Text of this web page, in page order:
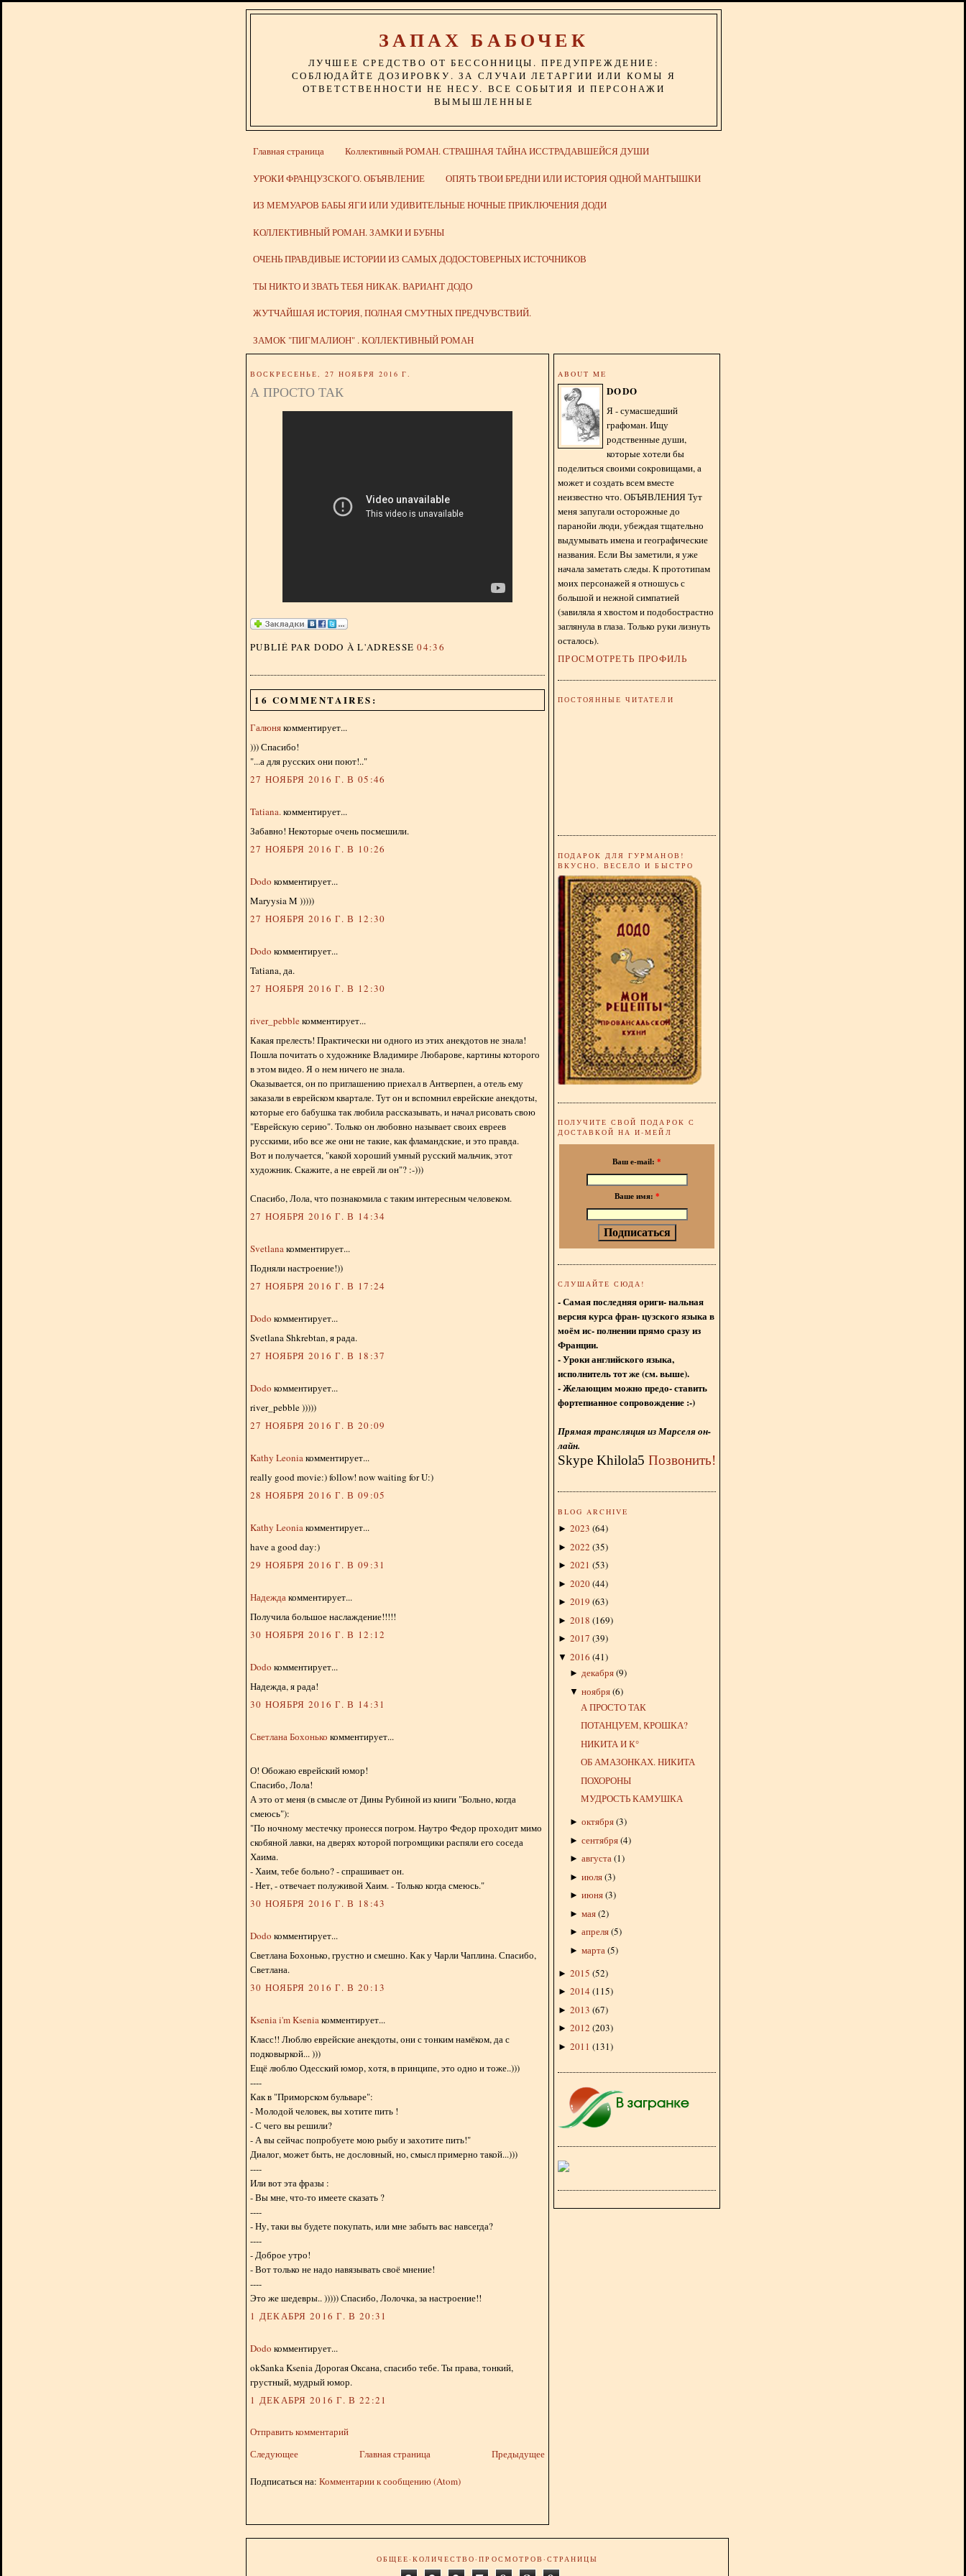
ЗАПАХ БАБОЧЕК
ЛУЧШЕЕ СРЕДСТВО ОТ БЕССОННИЦЫ. ПРЕДУПРЕЖДЕНИЕ:
СОБЛЮДАЙТЕ ДОЗИРОВКУ. ЗА СЛУЧАИ ЛЕТАРГИИ ИЛИ КОМЫ Я
ОТВЕТСТВЕННОСТИ НЕ НЕСУ. ВСЕ СОБЫТИЯ И ПЕРСОНАЖИ
ВЫМЫШЛЕННЫЕ
Главная страница Коллективный РОМАН. СТРАШНАЯ ТАЙНА ИССТРАДАВШЕЙСЯ ДУШИ
УРОКИ ФРАНЦУЗСКОГО. ОБЪЯВЛЕНИЕ ОПЯТЬ ТВОИ БРЕДНИ ИЛИ ИСТОРИЯ ОДНОЙ МАНТЫШКИ
ИЗ МЕМУАРОВ БАБЫ ЯГИ ИЛИ УДИВИТЕЛЬНЫЕ НОЧНЫЕ ПРИКЛЮЧЕНИЯ ДОДИ
КОЛЛЕКТИВНЫЙ РОМАН. ЗАМКИ И БУБНЫ
ОЧЕНЬ ПРАВДИВЫЕ ИСТОРИИ ИЗ САМЫХ ДОДОСТОВЕРНЫХ ИСТОЧНИКОВ
ТЫ НИКТО И ЗВАТЬ ТЕБЯ НИКАК. ВАРИАНТ ДОДО
ЖУТЧАЙШАЯ ИСТОРИЯ, ПОЛНАЯ СМУТНЫХ ПРЕДЧУВСТВИЙ.
ЗАМОК "ПИГМАЛИОН" . КОЛЛЕКТИВНЫЙ РОМАН
ВОСКРЕСЕНЬЕ, 27 НОЯБРЯ 2016 Г.
А ПРОСТО ТАК
PUBLIÉ PAR DODO À L'ADRESSE04:36
16 COMMENTAIRES:
Галюнякомментирует...
))) Спасибо!
"...а для русских они поют!.."
27 НОЯБРЯ 2016 Г. В 05:46
Tatiana.комментирует...
Забавно! Некоторые очень посмешили.
27 НОЯБРЯ 2016 Г. В 10:26
Dodo комментирует...
Maryysia M )))))
27 НОЯБРЯ 2016 Г. В 12:30
Dodo комментирует...
Tatiana, да.
27 НОЯБРЯ 2016 Г. В 12:30
river_pebbleкомментирует...
Какая прелесть! Практически ни одного из этих анекдотов не знала!
Пошла почитать о художнике Владимире Любарове, картины которого
в этом видео. Я о нем ничего не знала.
Оказывается, он по приглашению приехал в Антверпен, а отель ему
заказали в еврейском квартале. Тут он и вспомнил еврейские анекдоты,
которые его бабушка так любила рассказывать, и начал рисовать свою
"Еврейскую серию". Только он любовно называет своих евреев
русскими, ибо все же они не такие, как фламандские, и это правда.
Вот и получается, "какой хороший умный русский мальчик, этот
художник. Скажите, а не еврей ли он"? :-)))
Спасибо, Лола, что познакомила с таким интересным человеком.
27 НОЯБРЯ 2016 Г. В 14:34
Svetlanaкомментирует...
Подняли настроение!))
27 НОЯБРЯ 2016 Г. В 17:24
Dodo комментирует...
Svetlana Shkrebtan, я рада.
27 НОЯБРЯ 2016 Г. В 18:37
Dodo комментирует...
river_pebble )))))
27 НОЯБРЯ 2016 Г. В 20:09
Kathy Leoniaкомментирует...
really good movie:) follow! now waiting for U:)
28 НОЯБРЯ 2016 Г. В 09:05
Kathy Leoniaкомментирует...
have a good day:)
29 НОЯБРЯ 2016 Г. В 09:31
Надеждакомментирует...
Получила большое наслаждение!!!!!
30 НОЯБРЯ 2016 Г. В 12:12
Dodo комментирует...
Надежда, я рада!
30 НОЯБРЯ 2016 Г. В 14:31
Светлана Бохонько комментирует...
О! Обожаю еврейский юмор!
Спасибо, Лола!
А это от меня (в смысле от Дины Рубиной из книги "Больно, когда
смеюсь"):
"По ночному местечку пронесся погром. Наутро Федор проходит мимо
скобяной лавки, на дверях которой погромщики распяли его соседа
Хаима.
- Хаим, тебе больно? - спрашивает он.
- Нет, - отвечает полуживой Хаим. - Только когда смеюсь."
30 НОЯБРЯ 2016 Г. В 18:43
Dodo комментирует...
Светлана Бохонько, грустно и смешно. Как у Чарли Чаплина. Спасибо,
Светлана.
30 НОЯБРЯ 2016 Г. В 20:13
Ksenia i'm Kseniaкомментирует...
Класс!! Люблю еврейские анекдоты, они с тонким намёком, да с
подковыркой... )))
Ещё люблю Одесский юмор, хотя, в принципе, это одно и тоже..)))
----
Как в "Приморском бульваре":
- Молодой человек, вы хотите пить !
- С чего вы решили?
- А вы сейчас попробуете мою рыбу и захотите пить!"
Диалог, может быть, не дословный, но, смысл примерно такой...)))
----
Или вот эта фразы :
- Вы мне, что-то имеете сказать ?
----
- Ну, таки вы будете покупать, или мне забыть вас навсегда?
----
- Доброе утро!
- Вот только не надо навязывать своё мнение!
----
Это же шедевры.. ))))) Спасибо, Лолочка, за настроение!!
1 ДЕКАБРЯ 2016 Г. В 20:31
Dodo комментирует...
okSanka Ksenia Дорогая Оксана, спасибо тебе. Ты права, тонкий,
грустный, мудрый юмор.
1 ДЕКАБРЯ 2016 Г. В 22:21
Отправить комментарий
Следующее
Предыдущее
Главная страница
Подписаться на: Комментарии к сообщению (Atom)
ABOUT ME
DODO
Я - сумасшедший
графоман. Ищу
родственные души,
которые хотели бы
поделиться своими сокровищами, а
может и создать всем вместе
неизвестно что. ОБЪЯВЛЕНИЯ Тут
меня запугали осторожные до
паранойи люди, убеждая тщательно
выдумывать имена и географические
названия. Если Вы заметили, я уже
начала заметать следы. К прототипам
моих персонажей я отношусь с
большой и нежной симпатией
(завиляла я хвостом и подобострастно
заглянула в глаза. Только руки лизнуть
осталось).
ПРОСМОТРЕТЬ ПРОФИЛЬ
ПОСТОЯННЫЕ ЧИТАТЕЛИ
ПОДАРОК ДЛЯ ГУРМАНОВ!
ВКУСНО, ВЕСЕЛО И БЫСТРО
ПОЛУЧИТЕ СВОЙ ПОДАРОК С
ДОСТАВКОЙ НА И-МЕЙЛ
Ваш e-mail: *
Ваше имя: *
СЛУШАЙТЕ СЮДА!
- Самая последняя ориги- нальная
версия курса фран- цузского языка в
моём ис- полнении прямо сразу из
Франции.
- Уроки английского языка,
исполнитель тот же (см. выше).
- Желающим можно предо- ставить
фортепианное сопровождение :-)
Прямая трансляция из Марселя он-
лайн.
Skype Khilola5 Позвонить!
BLOG ARCHIVE
► 2023 (64)
► 2022 (35)
► 2021 (53)
► 2020(44)
► 2019 (63)
► 2018 (169)
► 2017 (39)
▼ 2016 (41)
► декабря(9)
▼ ноября(6)
А ПРОСТО ТАК
ПОТАНЦУЕМ, КРОШКА?
НИКИТА И К°
ОБ АМАЗОНКАХ. НИКИТА
ПОХОРОНЫ
МУДРОСТЬ КАМУШКА
► октября(3)
► сентября(4)
► августа(1)
► июля(3)
► июня(3)
► мая(2)
► апреля(5)
► марта(5)
► 2015 (52)
► 2014 (115)
► 2013 (67)
► 2012 (203)
► 2011 (131)
ОБЩЕЕ·КОЛИЧЕСТВО·ПРОСМОТРОВ·СТРАНИЦЫ